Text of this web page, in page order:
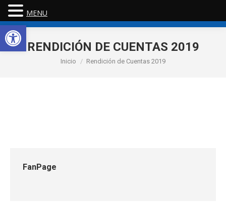
RENDICIÓN DE CUENTAS 2019
Estás aquí:
Inicio Rendición de Cuentas 2019
FanPage
MENU
Abrir barra de herramientas